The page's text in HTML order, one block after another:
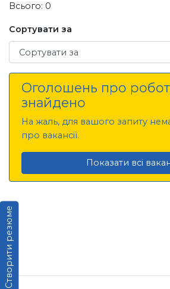
Створити резюме
Всього: 0
Сортувати за
Сортувати за
Оголошень про
знайдено
На жаль, для вашого запиту
про вакансії.
Показати всі